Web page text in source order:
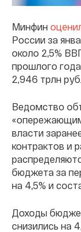
Минфин
России за
около 2,5%
прошлого
2,946 трлн
Ведомство
власти
контрактов и
бюджета за
на 4,5% и
Доходы
снизились на